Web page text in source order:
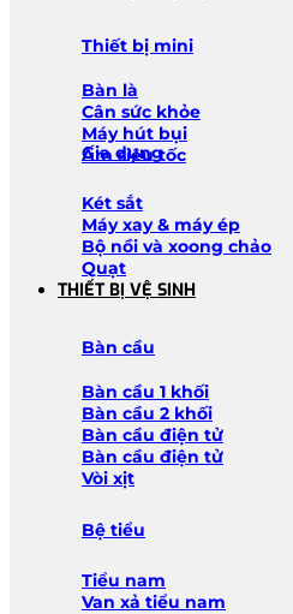
Thiết bị mini
Bàn là
Cân sức khỏe
Máy hút bụi
Ấm siêu tốc
Gia dụng
Két sắt
Máy xay & máy ép
Bộ nồi và xoong chảo
Quạt
THIẾT BỊ VỆ SINH
Bàn cầu
Bàn cầu 1 khối
Bàn cầu 2 khối
Bàn cầu điện tử
Bàn cầu điện tử
Vòi xịt
Bệ tiểu
Tiểu nam
Van xả tiểu nam